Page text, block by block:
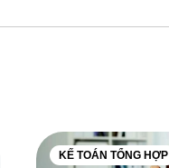
KẾ TOÁN TỔNG HỢP